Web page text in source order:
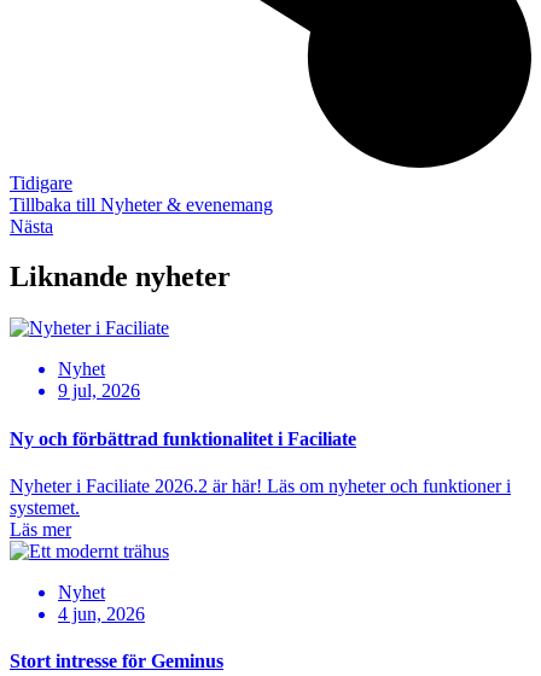
Tidigare
Tillbaka till Nyheter & evenemang
Nästa
Liknande nyheter
Nyhet
9 jul, 2026
Ny och förbättrad funktionalitet i Faciliate
Nyheter i Faciliate 2026.2 är här! Läs om nyheter och funktioner i
systemet.
Läs mer
Nyhet
4 jun, 2026
Stort intresse för Geminus